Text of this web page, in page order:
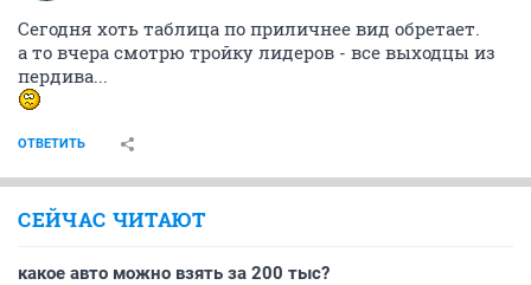
Сегодня хоть таблица по приличнее вид обретает.
а то вчера смотрю тройку лидеров - все выходцы из
пердива...
ОТВЕТИТЬ
СЕЙЧАС ЧИТАЮТ
какое авто можно взять за 200 тыс?